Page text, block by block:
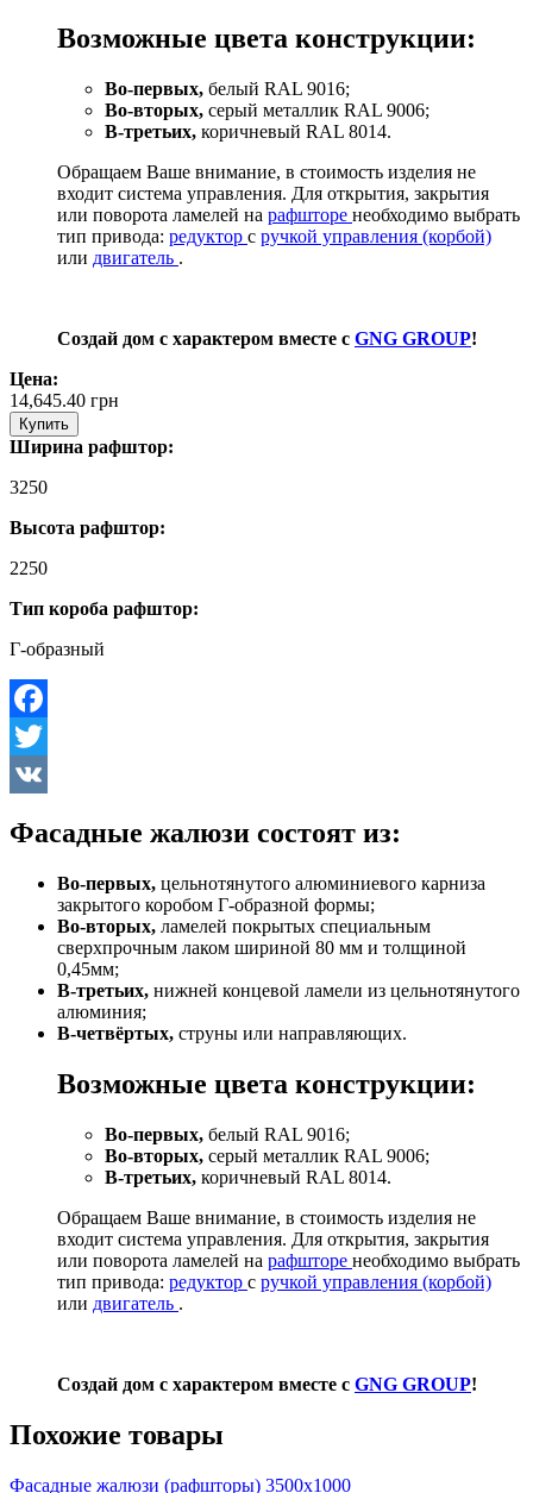
Возможные цвета конструкции:
Во-первых, белый RAL 9016;
Во-вторых, серый металлик RAL 9006;
В-третьих, коричневый RAL 8014.
Обращаем Ваше внимание, в стоимость изделия не
входит система управления. Для открытия, закрытия
или поворота ламелей на рафшторе необходимо выбрать
тип привода: редуктор с ручкой управления (корбой)
или двигатель .
Создай дом с характером вместе с GNG GROUP!
Цена:
14,645.40 грн
Купить
Ширина рафштор:
3250
Высота рафштор:
2250
Тип короба рафштор:
Г-образный
Facebook
Twitter
Фасадные жалюзи состоят из:
Во-первых, цельнотянутого алюминиевого карниза
закрытого коробом Г-образной формы;
Во-вторых, ламелей покрытых специальным
сверхпрочным лаком шириной 80 мм и толщиной
0,45мм;
В-третьих, нижней концевой ламели из цельнотянутого
алюминия;
В-четвёртых, струны или направляющих.
Возможные цвета конструкции:
Во-первых, белый RAL 9016;
Во-вторых, серый металлик RAL 9006;
В-третьих, коричневый RAL 8014.
Обращаем Ваше внимание, в стоимость изделия не
входит система управления. Для открытия, закрытия
или поворота ламелей на рафшторе необходимо выбрать
тип привода: редуктор с ручкой управления (корбой)
или двигатель .
Создай дом с характером вместе с GNG GROUP!
Похожие товары
Фасадные жалюзи (рафшторы) 3500х1000